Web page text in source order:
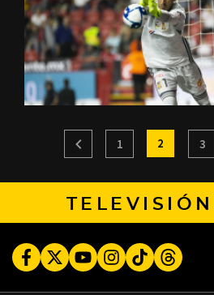
1 2 3
TELEVISIÓN
FacebookTwitterYoutubeInstagram
TikTokThreads